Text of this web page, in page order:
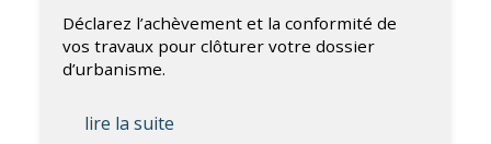
Déclarez l’achèvement et la conformité de
vos travaux pour clôturer votre dossier
d’urbanisme.
lire la suite